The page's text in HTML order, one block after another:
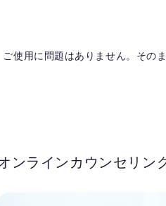
使用に問題はありません。その
ンラインカウンセリン